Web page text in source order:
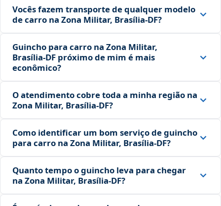
Vocês fazem transporte de qualquer modelo
de carro na Zona Militar, Brasília‑DF?
Guincho para carro na Zona Militar,
Brasília‑DF próximo de mim é mais
econômico?
O atendimento cobre toda a minha região na
Zona Militar, Brasília‑DF?
Como identificar um bom serviço de guincho
para carro na Zona Militar, Brasília‑DF?
Quanto tempo o guincho leva para chegar
na Zona Militar, Brasília‑DF?